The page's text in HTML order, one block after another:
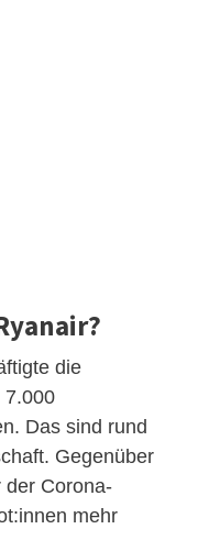
die
7.000
Das sind rund
Gegenüber
der Corona-
mehr